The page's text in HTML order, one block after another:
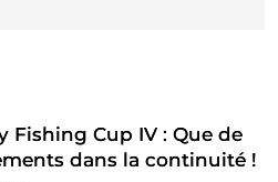
Fishing Cup IV : Que de
dans la continuité !